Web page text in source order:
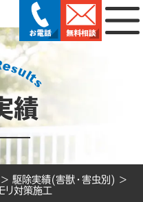
績
> 駆除実績(害獣・害虫別) >
対策施工